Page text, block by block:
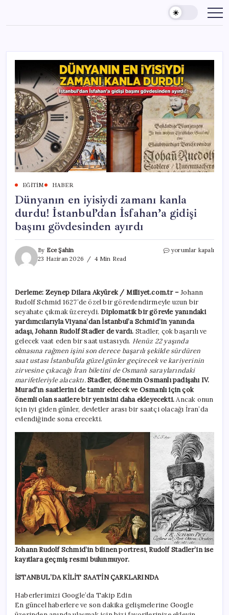
content
EĞITIM HABER
Dünyanın en iyisiydi zamanı kanla
durdu! İstanbul’dan İsfahan’a gidişi
başını gövdesinden ayırdı
By Ece Şahin
23 Haziran 2026
4 Min Read
Dünyanın
durdu!
İstanbul’dan
İsfahan’a
gidişi
başını
gövdesinden
ayırdı
için
yorumlar kapalı
Derleme: Zeynep Dilara Akyürek / Milliyet.com.tr –Johann
Rudolf Schmid 1627’de özel bir görevlendirmeyle uzun bir
seyahate çıkmak üzereydi.Diplomatik bir görevle yanındaki
yardımcılarıyla Viyana’dan İstanbul’a Schmid’in yanında
adaşı, Johann Rudolf Stadler de vardı. Stadler, çok başarılı ve
gelecek vaat eden bir saat ustasıydı. Henüz 22 yaşında
olmasına rağmen işini son derece başarılı şekilde sürdüren
saat ustası İstanbul’da güzel günler geçirecek ve kariyerinin
zirvesine çıkacağı İran biletini de Osmanlı saraylarındaki
marifetleriyle alacaktı.Stadler, dönemin Osmanlı padişahı IV.
Murad’ın saatlerini de tamir edecek ve Osmanlı için çok
önemli olan saatlere bir yenisini daha ekleyecekti.Ancak onun
için iyi giden günler, devletler arası bir saatçi olacağı İran’da
evlendiğinde sona erecekti.
Johann Rudolf Schmid’in bilinen portresi, Rudolf Stadler’in ise
kayıtlara geçmiş resmi bulunmuyor.
İSTANBUL’DA KİLİT SAATİN ÇARKLARINDA
Haberlerimizi Google’da Takip Edin
En güncel haberlere ve son dakika gelişmelerine Google